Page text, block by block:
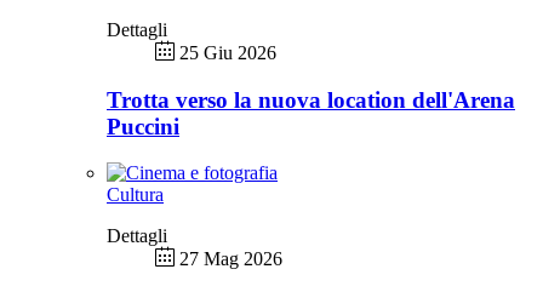
Dettagli
25 Giu 2026
Trotta verso la nuova location dell'Arena
Puccini
Cultura
Dettagli
27 Mag 2026